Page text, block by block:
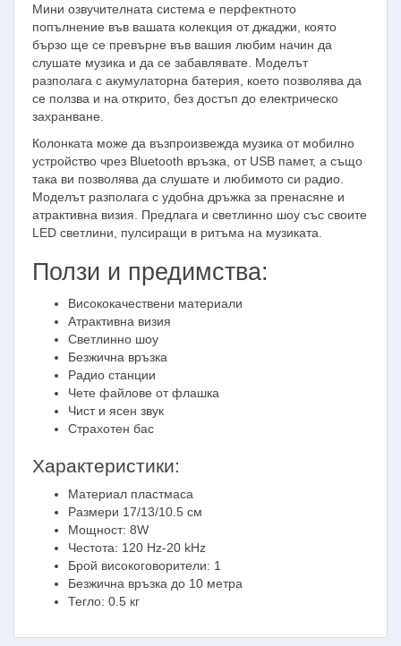
Мини озвучителната система е перфектното
попълнение във вашата колекция от джаджи, която
бързо ще се превърне във вашия любим начин да
слушате музика и да се забавлявате. Моделът
разполага с акумулаторна батерия, което позволява да
се ползва и на открито, без достъп до електрическо
захранване.
Колонката може да възпроизвежда музика от мобилно
устройство чрез Bluetooth връзка, от USB памет, а също
така ви позволява да слушате и любимото си радио.
Моделът разполага с удобна дръжка за пренасяне и
атрактивна визия. Предлага и светлинно шоу със своите
LED светлини, пулсиращи в ритъма на музиката.
Ползи и предимства:
Висококачествени материали
Атрактивна визия
Светлинно шоу
Безжична връзка
Радио станции
Чете файлове от флашка
Чист и ясен звук
Страхотен бас
Характеристики:
Материал пластмаса
Размери 17/13/10.5 см
Мощност: 8W
Честота: 120 Hz-20 kHz
Брой високоговорители: 1
Безжична връзка до 10 метра
Тегло: 0.5 кг